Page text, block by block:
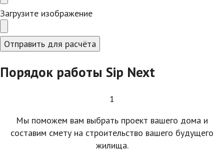
Загрузите изображение
Отправить для расчёта
Порядок работы Sip Next
1
Мы поможем вам выбрать проект вашего дома и
составим смету на строительство вашего будущего
жилища.